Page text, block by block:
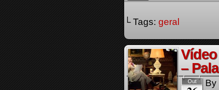
└ Tags: geral
–
Out
By